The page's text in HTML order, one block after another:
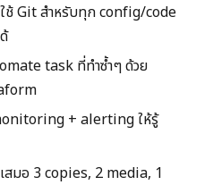
Git สำหรับทุก config/code
task ที่ทำซ้ำๆ ด้วย
+ alerting ให้รู้
มอ 3 copies, 2 media, 1